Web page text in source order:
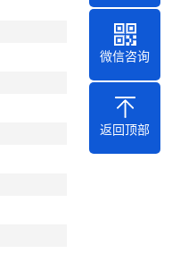
微信咨询
返回顶部